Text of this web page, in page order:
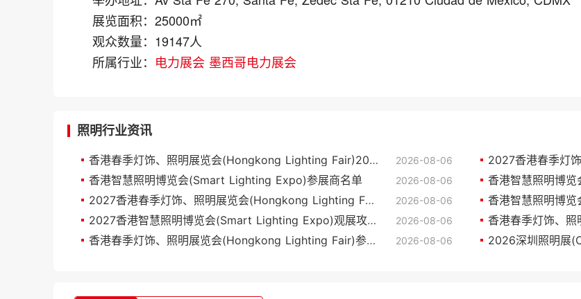
展览面积： 25000㎡
观众数量： 19147人
所属行业： 电力展会 墨西哥电力展会
照明行业资讯
香港春季灯饰、照明展览会(Hongkong Lighting Fair)2027展位图与展位申请 2026-08-06
香港智慧照明博览会(Smart Lighting Expo)参展商名单 2026-08-06
2027香港春季灯饰、照明展览会(Hongkong Lighting Fair)的展会亮点 2026-08-06
2027香港智慧照明博览会(Smart Lighting Expo)观展攻略（时间/地点/观众预约） 2026-08-06
香港春季灯饰、照明展览会(Hongkong Lighting Fair)参展商名单 2026-08-06
香港智慧照明博
2026深圳照明展